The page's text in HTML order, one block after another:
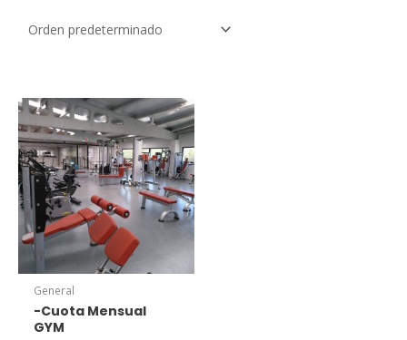
General
-Cuota Mensual
GYM